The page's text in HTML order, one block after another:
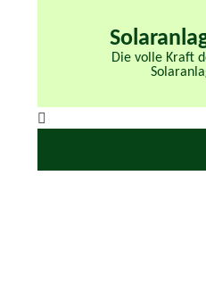
Die volle Kraft